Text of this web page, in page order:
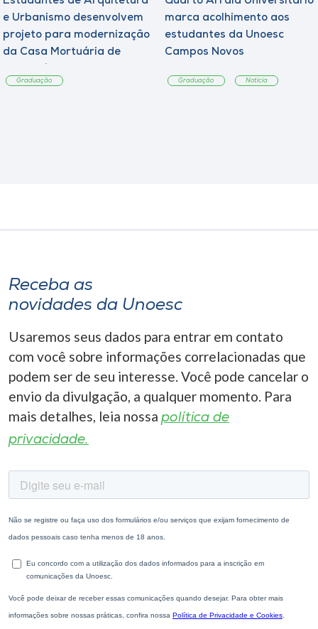
e Urbanismo desenvolvem
projeto para modernização
da Casa Mortuária de
Graduação
marca acolhimento aos
estudantes da Unoesc
Campos Novos
Graduação Notícia
Receba as
novidades da Unoesc
Usaremos seus dados para entrar em contato
com você sobre informações correlacionadas que
podem ser de seu interesse. Você pode cancelar o
envio da divulgação, a qualquer momento. Para
mais detalhes, leia nossa política de
privacidade.